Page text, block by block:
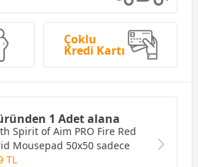
Çoklu
Kredi Kartı
1 Adet alana
Spirit of Aim PRO Fire Red
Mousepad 50x50 sadece
TL